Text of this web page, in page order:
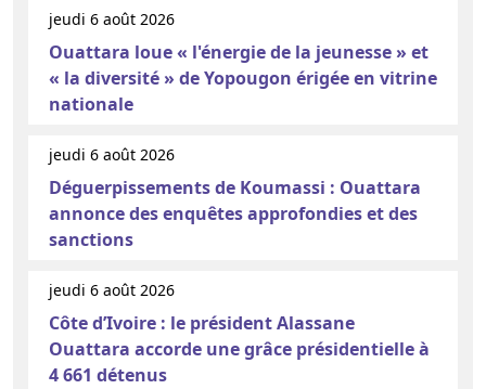
jeudi 6 août 2026
Ouattara loue « l'énergie de la jeunesse » et
« la diversité » de Yopougon érigée en vitrine
nationale
jeudi 6 août 2026
Déguerpissements de Koumassi : Ouattara
annonce des enquêtes approfondies et des
sanctions
jeudi 6 août 2026
Côte d’Ivoire : le président Alassane
Ouattara accorde une grâce présidentielle à
4 661 détenus